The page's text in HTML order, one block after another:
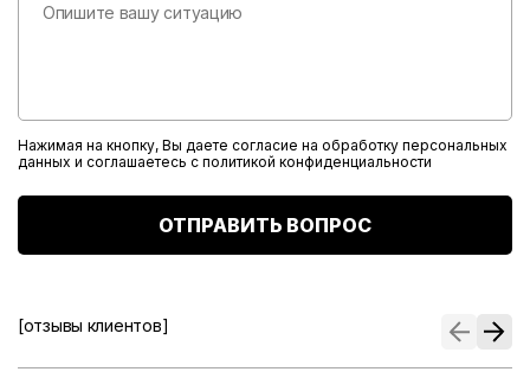
Нажимая на кнопку, Вы даете согласие на обработку персональных
данных и соглашаетесь с политикой конфиденциальности
ОТПРАВИТЬ ВОПРОС
[отзывы клиентов]